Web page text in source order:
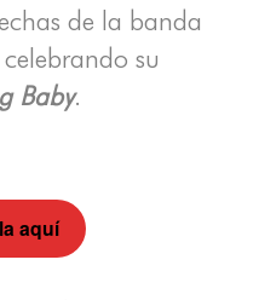
de la banda
su
Baby.
aquí